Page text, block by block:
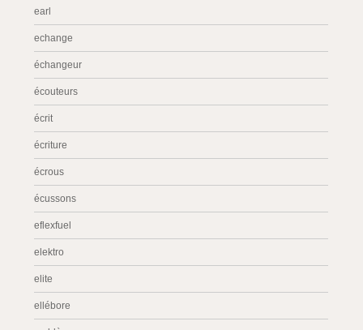
earl
echange
échangeur
écouteurs
écrit
écriture
écrous
écussons
eflexfuel
elektro
elite
ellébore